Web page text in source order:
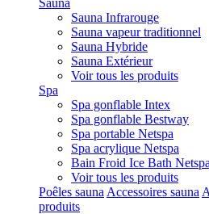
Sauna
Sauna Infrarouge
Sauna vapeur traditionnel
Sauna Hybride
Sauna Extérieur
Voir tous les produits
Spa
Spa gonflable Intex
Spa gonflable Bestway
Spa portable Netspa
Spa acrylique Netspa
Bain Froid Ice Bath Netspa
Voir tous les produits
Poêles sauna Accessoires sauna
produits